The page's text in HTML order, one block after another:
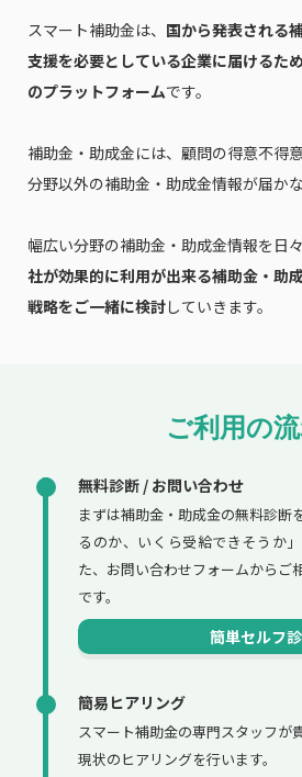
スマート補助金は、 国から発表される
支援を必要としている企業に届けるた
のプラットフォームです。
補助金・助成金には、顧問の得意不得
分野以外の補助金・助成金情報が届か
幅広い分野の補助金・助成金情報を日
社が効果的に利用が出来る補助金・助
戦略をご一緒に検討していきます。
ご利用の
無料診断 / お問い合わせ
まずは補助金・助成金の無料診断
るのか、いくら受給できそうか
た、お問い合わせフォームからご
です。
簡単セルフ
簡易ヒアリング
スマート補助金の専門スタッフが
現状のヒアリングを行います。